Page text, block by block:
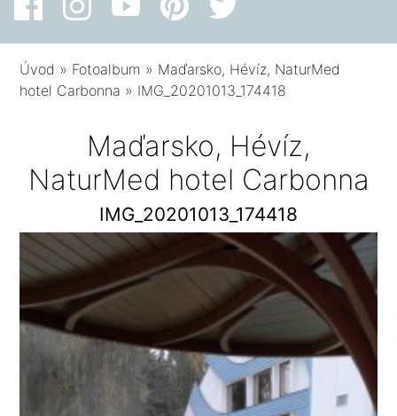
Úvod » Fotoalbum » Maďarsko, Hévíz, NaturMed
hotel Carbonna » IMG_20201013_174418
Maďarsko, Hévíz,
NaturMed hotel Carbonna
IMG_20201013_174418